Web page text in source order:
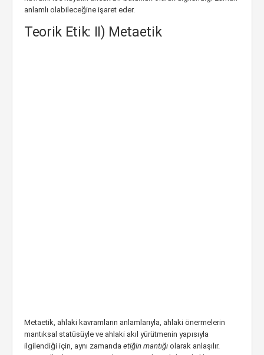
anlamlı olabileceğine işaret eder.
Teorik Etik: II) Metaetik
Metaetik, ahlaki kavramların anlamlarıyla, ahlaki önermelerin
mantıksal statüsüyle ve ahlaki akıl yürütmenin yapısıyla
ilgilendiği için, aynı zamanda etiğin mantığı olarak anlaşılır.